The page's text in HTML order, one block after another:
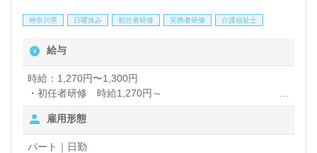
神奈川県 日曜休み 初任者研修 実務者研修 介護福祉士
給与
時給：1,270円〜1,300円
・初任者研修 時給1,270円～
・介護福祉士 時給1,300円～
＊上記は資格手当・処遇改善手当を含みます
＊年度末に処遇改善一時金あり(業務・勤務実績による）
雇用形態
パート｜日勤